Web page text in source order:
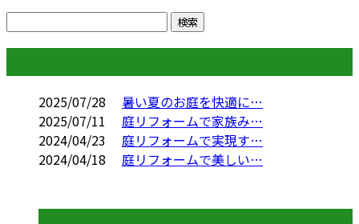
2025/07/28
暑い夏のお庭を快適に…
2025/07/11
庭リフォームで家族み…
2024/04/23
庭リフォームで実現す…
2024/04/18
庭リフォームで美しい…